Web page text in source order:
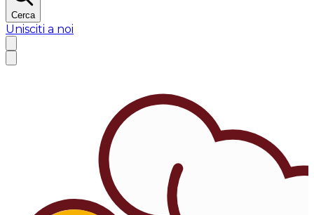
Cerca
Unisciti a noi